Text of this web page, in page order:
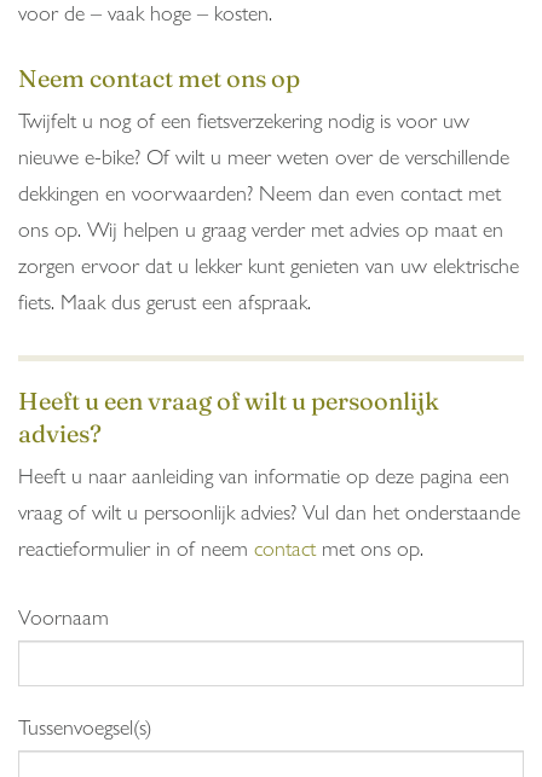
voor de – vaak hoge – kosten.
Neem contact met ons op
Twijfelt u nog of een fietsverzekering nodig is voor uw
nieuwe e-bike? Of wilt u meer weten over de verschillende
dekkingen en voorwaarden? Neem dan even contact met
ons op. Wij helpen u graag verder met advies op maat en
zorgen ervoor dat u lekker kunt genieten van uw elektrische
fiets. Maak dus gerust een afspraak.
Heeft u een vraag of wilt u persoonlijk
advies?
Heeft u naar aanleiding van informatie op deze pagina een
vraag of wilt u persoonlijk advies? Vul dan het onderstaande
reactieformulier in of neem contactmet ons op.
Voornaam
Tussenvoegsel(s)